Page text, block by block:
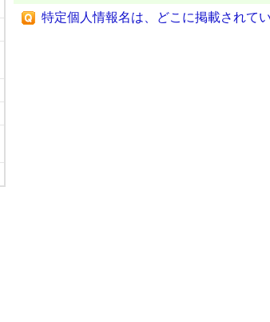
特定個人情報名は、どこに掲載されて